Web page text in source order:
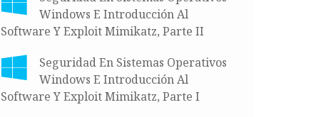
Windows E Introducción Al
Software Y Exploit Mimikatz, Parte II
Seguridad En Sistemas Operativos
Windows E Introducción Al
Software Y Exploit Mimikatz, Parte I